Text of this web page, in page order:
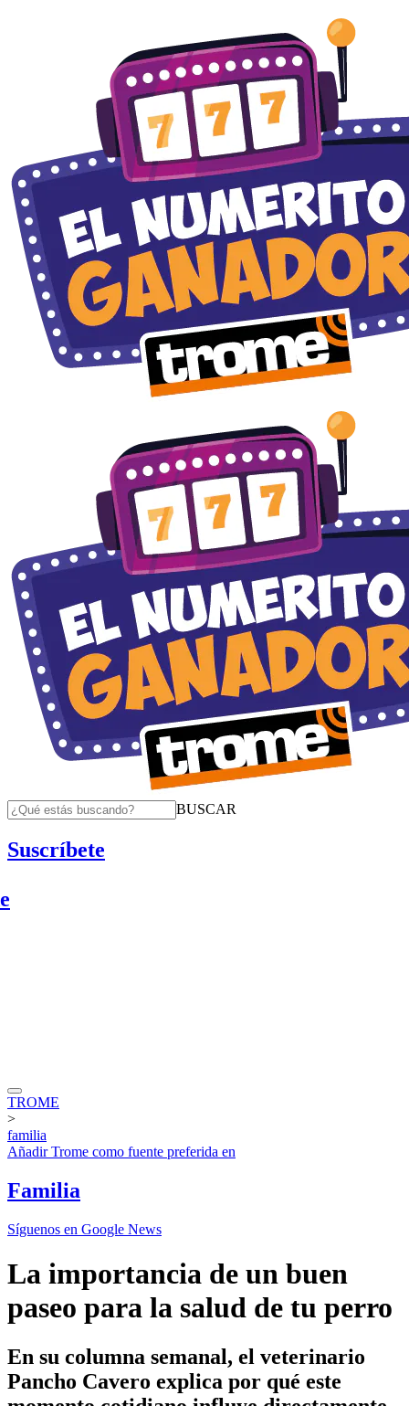
BUSCAR
Suscríbete
TROME
>
familia
AñadirTrome como fuente preferida en
Familia
Síguenos en Google News
La importancia de un buen
paseo para la salud de tu perro
En su columna semanal, el veterinario
Pancho Cavero explica por qué este